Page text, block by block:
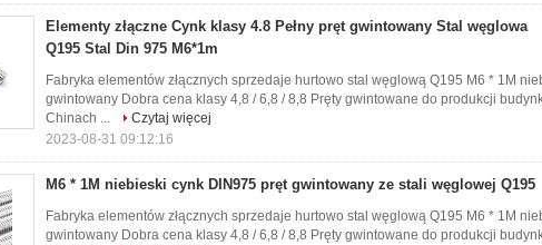
Elementy złączne Cynk klasy 4.8 Pełny pręt gwintowany Stal węglowa
Q195 Stal Din 975 M6*1m
Fabryka elementów złącznych sprzedaje hurtowo stal węglową Q195 M6 * 1M
gwintowany Dobra cena klasy 4,8 / 6,8 / 8,8 Pręty gwintowane do produkcji
Chinach ...
Czytaj więcej
2023-08-31 09:12:16
M6 * 1M niebieski cynk DIN975 pręt gwintowany ze stali węglowej Q195
Fabryka elementów złącznych sprzedaje hurtowo stal węglową Q195 M6 * 1M
gwintowany Dobra cena klasy 4,8 / 6,8 / 8,8 Pręty gwintowane do produkcji